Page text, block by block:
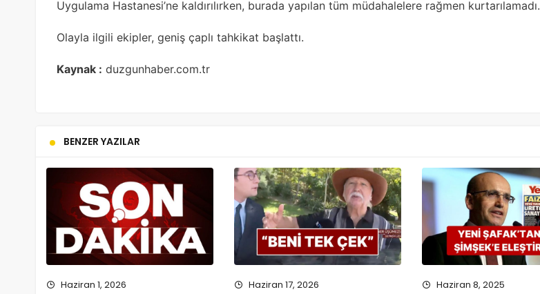
Uygulama Hastanesi’ne kaldırılırken, burada yapılan tüm müdahalelere rağmen kurtarılamadı.
Olayla ilgili ekipler, geniş çaplı tahkikat başlattı.
Kaynak : duzgunhaber.com.tr
BENZER YAZILAR
Haziran 1, 2026 Haziran 17, 2026 Haziran 8, 2025